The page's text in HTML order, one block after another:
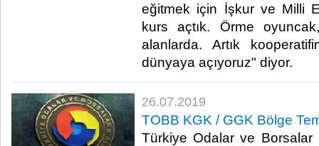
eğitmek için İşkur ve Milli
kurs açtık. Örme
alanlarda. Artık
dünyaya açıyoruz" diyor.​
26.07.2019
TOBB KGK / GGK Bölge
Türkiye Odalar ve Borsalar